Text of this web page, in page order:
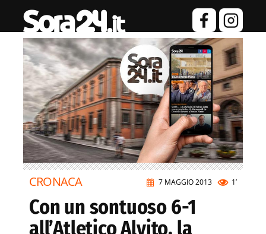
7 MAGGIO 2013 1’
CRONACA
Con un sontuoso 6-1
all’Atletico Alvito, la